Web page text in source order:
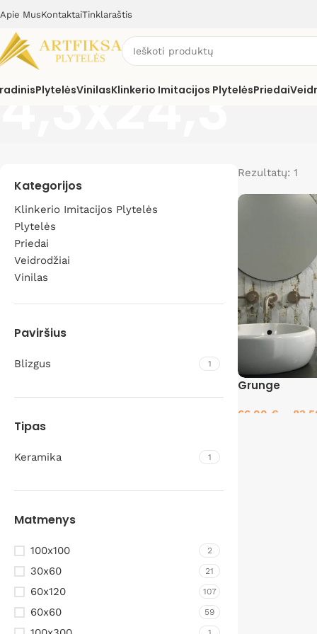
Apie MusKontaktaiTinklaraštis
PlytelėsVinilasKlinkerio Imitacijos PlytelėsPriedai
4,3x24,3
Kategorijos
Klinkerio Imitacijos Plytelės
Plytelės
Priedai
Veidrodžiai
Vinilas
Paviršius
Blizgus 1
Tipas
Keramika 1
Matmenys
100x100 2
30x60 21
60x120 107
60x60 59
Rezultatų: 1
Grunge
66.00 €